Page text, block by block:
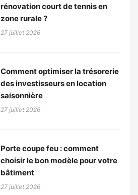
rénovation court de tennis en
zone rurale ?
27 juillet 2026
Comment optimiser la trésorerie
des investisseurs en location
saisonnière
27 juillet 2026
Porte coupe feu : comment
choisir le bon modèle pour votre
bâtiment
27 juillet 2026